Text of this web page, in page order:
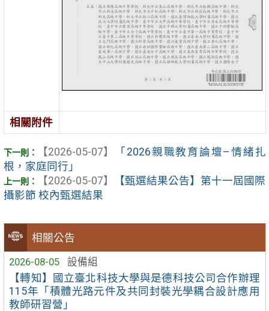
相關公告
2026-08-05
設備組
【轉知】國立臺北科技大學與是德科技公司合作辦理
115年「積體光路元件及共同封裝光學耦合設計應用
教師研習營」
相關附件
【2026-05-07】
「2026親職教育論壇–情緒扎
根，家庭同行」
【2026-05-07】
【甄選結果公告】第十一屆國際
攝影節 校內甄選結果